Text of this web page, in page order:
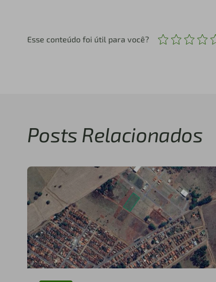
Esse conteúdo foi útil para você?
Posts Relacionados